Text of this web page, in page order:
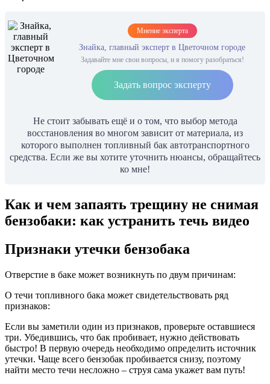
Мнение эксперта
Знайка, главный эксперт в Цветочном городе
Задавайте мне свои вопросы, и я помогу разобраться!
Задать вопрос эксперту
Не стоит забывать ещё и о том, что выбор метода
восстановления во многом зависит от материала, из
которого выполнен топливный бак автотранспортного
средства. Если же вы хотите уточнить нюансы, обращайтесь
ко мне!
Как и чем запаять трещину не снимая
бензобаки: как устранить течь видео
Признаки утечки бензобака
Отверстие в баке может возникнуть по двум причинам:
О течи топливного бака может свидетельствовать ряд
признаков:
Если вы заметили один из признаков, проверьте оставшиеся
три. Убедившись, что бак пробивает, нужно действовать
быстро! В первую очередь необходимо определить источник
утечки. Чаще всего бензобак пробивается снизу, поэтому
найти место течи несложно – струя сама укажет вам путь!